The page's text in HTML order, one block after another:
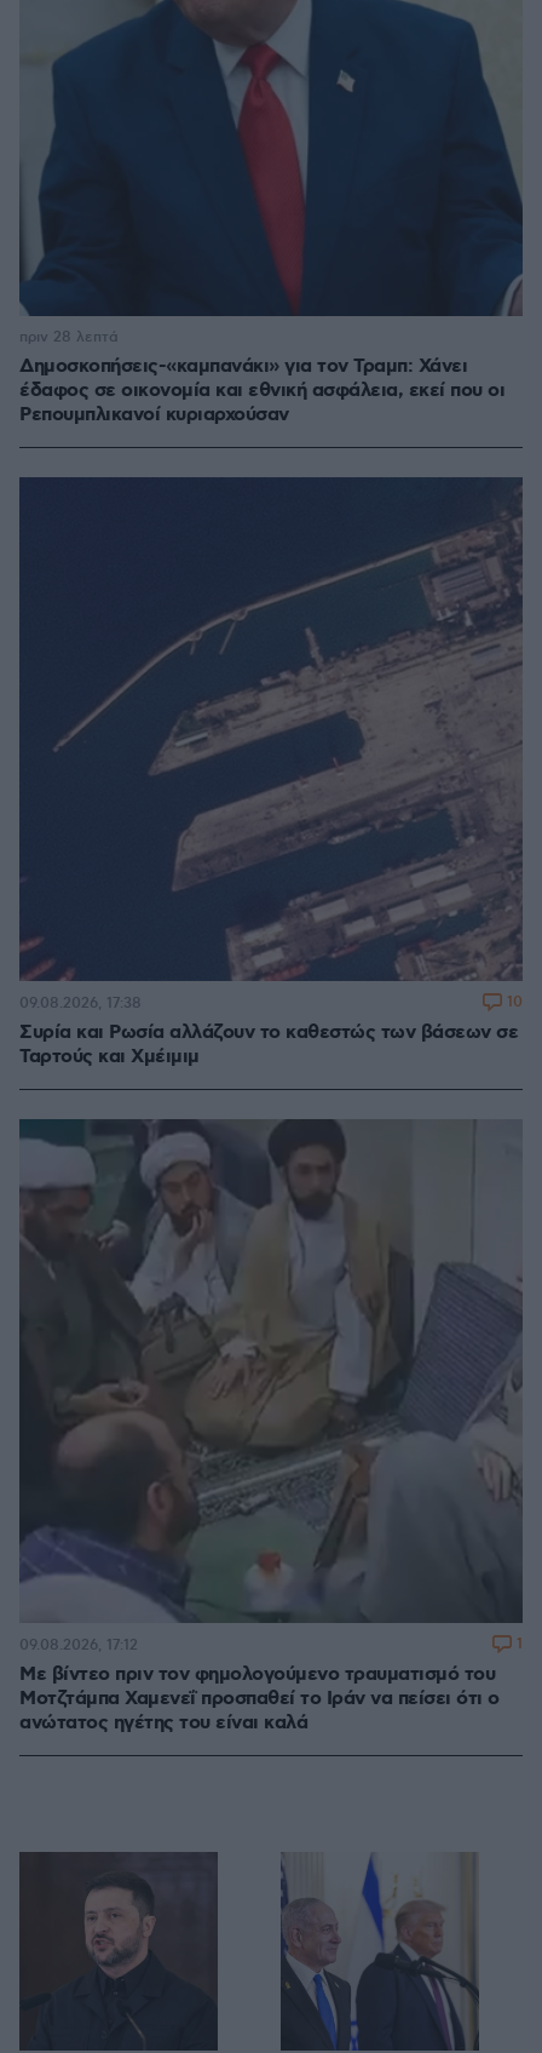
Δημοσκοπήσεις-«καμπανάκι» για τον Τραμπ: Χάνει
έδαφος σε οικονομία και εθνική ασφάλεια, εκεί που οι
Ρεπουμπλικανοί κυριαρχούσαν
πριν 28 λεπτά
Συρία και Ρωσία αλλάζουν το καθεστώς των βάσεων σε
Ταρτούς και Χμέιμιμ
09.08.2026, 17:38 10
Με βίντεο πριν τον φημολογούμενο τραυματισμό του
Μοτζτάμπα Χαμενεΐ προσπαθεί το Ιράν να πείσει ότι ο
ανώτατος ηγέτης του είναι καλά
09.08.2026, 17:12 1